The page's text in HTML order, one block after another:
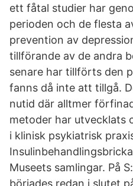
ett fåtal studier har
perioden och de flesta
prevention av
tillförande av de andra
senare har tillförts den
fanns då inte att tillgå.
nutid där alltmer
metoder har utvecklats
i klinisk psykiatrisk
Museets samlingar. På
börjades redan i slutet